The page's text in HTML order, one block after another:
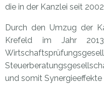
die in der Kanzlei seit
Durch den Umzug der
Krefeld im Jahr
und somit